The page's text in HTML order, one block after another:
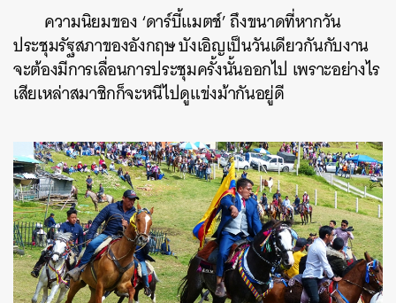
ความนิยมของ ‘ดาร์บี้แมตช์’ ถึงขนาดที่หากวัน
ประชุมรัฐสภาของอังกฤษ บังเอิญเป็นวันเดียวกันกับงาน
จะต้องมีการเลื่อนการประชุมครั้งนั้นออกไป เพราะอย่างไร
เสียเหล่าสมาชิกก็จะหนีไปดูแข่งม้ากันอยู่ดี